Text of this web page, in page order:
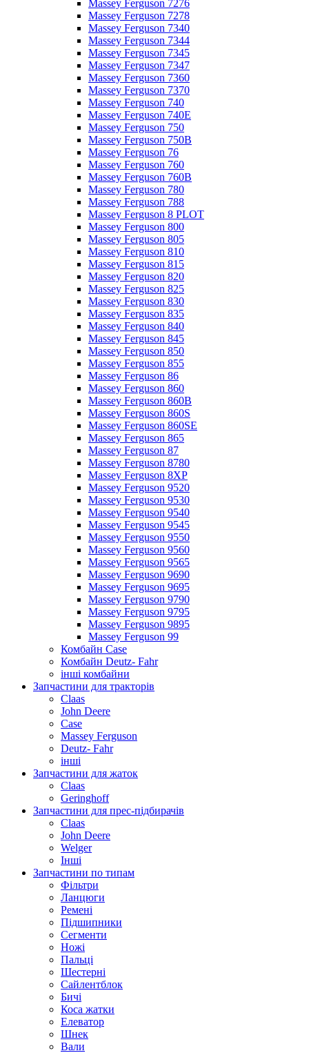
Massey Ferguson 7276
Massey Ferguson 7278
Massey Ferguson 7340
Massey Ferguson 7344
Massey Ferguson 7345
Massey Ferguson 7347
Massey Ferguson 7360
Massey Ferguson 7370
Massey Ferguson 740
Massey Ferguson 740E
Massey Ferguson 750
Massey Ferguson 750B
Massey Ferguson 76
Massey Ferguson 760
Massey Ferguson 760B
Massey Ferguson 780
Massey Ferguson 788
Massey Ferguson 8 PLOT
Massey Ferguson 800
Massey Ferguson 805
Massey Ferguson 810
Massey Ferguson 815
Massey Ferguson 820
Massey Ferguson 825
Massey Ferguson 830
Massey Ferguson 835
Massey Ferguson 840
Massey Ferguson 845
Massey Ferguson 850
Massey Ferguson 855
Massey Ferguson 86
Massey Ferguson 860
Massey Ferguson 860B
Massey Ferguson 860S
Massey Ferguson 860SE
Massey Ferguson 865
Massey Ferguson 87
Massey Ferguson 8780
Massey Ferguson 8XP
Massey Ferguson 9520
Massey Ferguson 9530
Massey Ferguson 9540
Massey Ferguson 9545
Massey Ferguson 9550
Massey Ferguson 9560
Massey Ferguson 9565
Massey Ferguson 9690
Massey Ferguson 9695
Massey Ferguson 9790
Massey Ferguson 9795
Massey Ferguson 9895
Massey Ferguson 99
Комбайн Case
Комбайн Deutz- Fahr
інші комбайни
Запчастини для тракторів
Claas
John Deere
Case
Massey Ferguson
Deutz- Fahr
інші
Запчастини для жаток
Claas
Geringhoff
Запчастини для прес-підбирачів
Claas
John Deere
Welger
Інші
Запчастини по типам
Фільтри
Ланцюги
Ремені
Підшипники
Сегменти
Ножі
Пальці
Шестерні
Сайлентблок
Бичі
Коса жатки
Елеватор
Шнек
Вали